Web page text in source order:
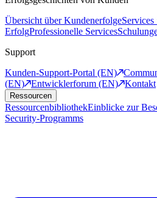
Übersicht über KundenerfolgeServices
ErfolgProfessionelle Services
Support
Kunden-Support-Portal (EN)
(EN)
Entwicklerforum (EN) Kontakt
Ressourcen
RessourcenbibliothekEinblicke zur
Security-Programms